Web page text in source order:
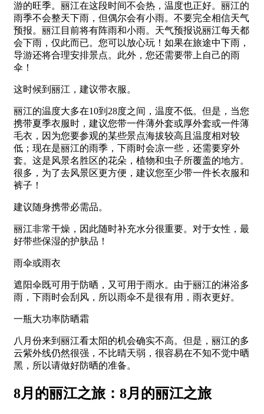
游的旺季。丽江在这段时间不会热，温度也正好。丽江的
雨季不会整天下雨，但偶尔会有小雨。不要完全相信天气
预报。丽江目前将有阵雨和小雨。天气预报说丽江每天都
会下雨，仅此而已。您可以放心玩！如果在旅途中下雨，
导游还将合理安排景点。此外，您还需要带上自己的雨
伞！
这时候到丽江，建议带衣服。
丽江的温度大多在10到28度之间，温度不低。但是，当您
携带夏季衣服时，建议您带一件薄外套或厚外套或一件薄
毛衣，因为您要参观的某些景点海拔较高且温度相对较
低；现在是丽江的雨季，下雨时会凉一些，还需要穿外
套。这是风景名胜区的花朵，植物和虫子所覆盖的地方。
很多，为了去风景区更方便，建议您至少带一件长衣服和
裤子！
建议随身携带必需品。
丽江非常干燥，因此随时补充水分很重要。对于女性，最
好带些保湿的护肤品！
雨伞或雨衣
遮阳伞既可用于防晒，又可用于雨水。由于丽江的淋浴多
雨，下雨时会刮风，所以雨伞不是很有用，雨衣更好。
一瓶大功率防晒霜
八月份来到丽江看太阳的机会确实不高。但是，丽江的多
云紫外线仍然很强，不比晴天弱，很容易在不知不觉中晒
黑，所以请做好防晒的准备。
8月的丽江之旅：8月的丽江之旅